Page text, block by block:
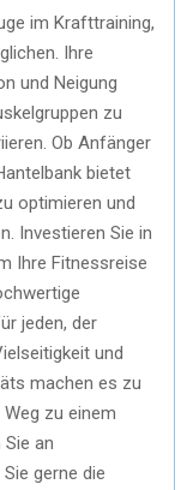
im Krafttraining,
Ihre
und Neigung
zu
Ob Anfänger
bietet
optimieren und
Investieren Sie in
Ihre Fitnessreise
jeden, der
und
machen es zu
zu einem
an
gerne die